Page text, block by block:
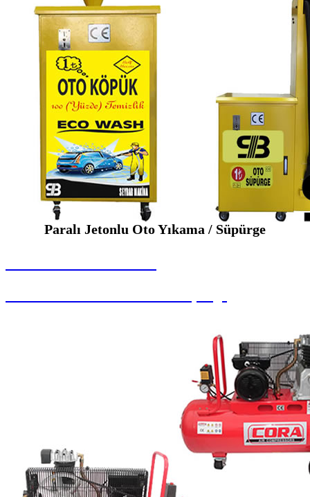
Paralı Jetonlu Oto Yıkama / Süpürge